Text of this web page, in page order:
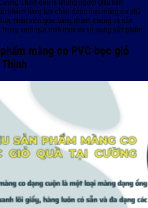
Thịnh đều là những người giàu kinh
khách hàng lựa chọn được loại màng co phù
nhân viên giao hàng nhanh chóng và sẵn
suốt quá trình mua và sử dụng sản phẩm.
màng co PVC bọc giỏ